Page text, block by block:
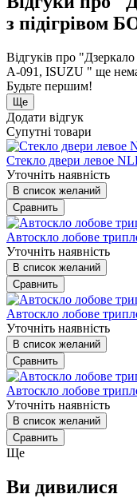
з підігрівом
Відгуків про
А-091, ISUZU " ще
Будьте першим!
Ще
Додати відгук
Супутні товари
Стекло двери левое
Уточніть наявність
В список желаний
Сравнить
Автоскло лобове
Уточніть наявність
В список желаний
Сравнить
Автоскло лобове
Уточніть наявність
В список желаний
Сравнить
Автоскло лобове
Уточніть наявність
В список желаний
Сравнить
Ще
Ви дивилися